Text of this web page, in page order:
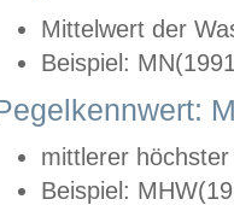
Mittelwert der
Beispiel:
mittlerer
Beispiel: